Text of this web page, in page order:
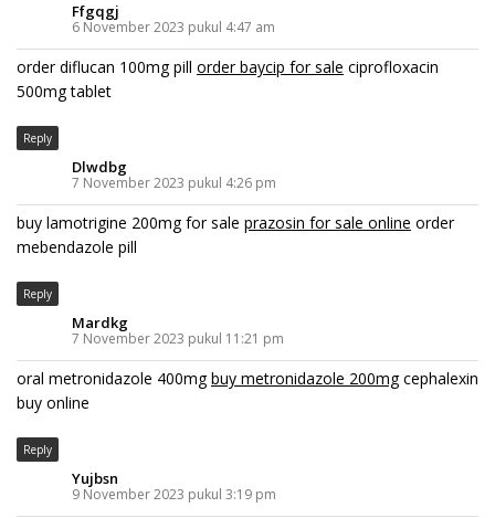
Ffgqgj
6 November 2023 pukul 4:47 am
order diflucan 100mg pill order baycip for sale ciprofloxacin
500mg tablet
Reply
Dlwdbg
7 November 2023 pukul 4:26 pm
buy lamotrigine 200mg for sale prazosin for sale online order
mebendazole pill
Reply
Mardkg
7 November 2023 pukul 11:21 pm
oral metronidazole 400mgbuy metronidazole 200mgcephalexin
buy online
Reply
Yujbsn
9 November 2023 pukul 3:19 pm